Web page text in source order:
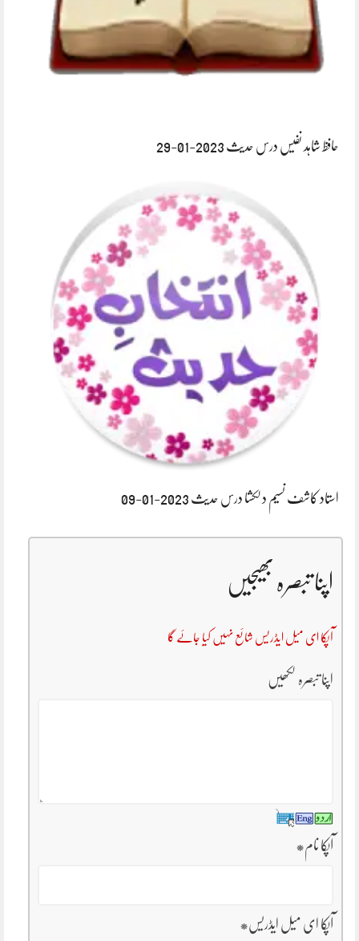
حافظ شاہد نفیس درس حدیث 2023-01-29
استاد کاشف نسیم دلکشا درس حدیث 2023-01-09
اپنا تبصرہ بھیجیں
آپکا ای میل ایڈریس شائع نہیں کیا جائے گا
اپنا تبصرہ لکھیں
آپکا نام*
آپکا ای میل ایڈریس*